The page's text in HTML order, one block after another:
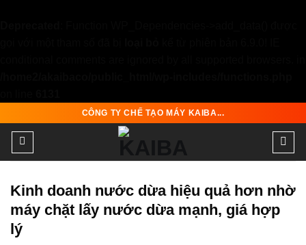
content
CÔNG TY CHẾ TẠO MÁY KAIBA...
Kinh doanh nước dừa hiệu quả hơn nhờ
máy chặt lấy nước dừa mạnh, giá hợp
lý